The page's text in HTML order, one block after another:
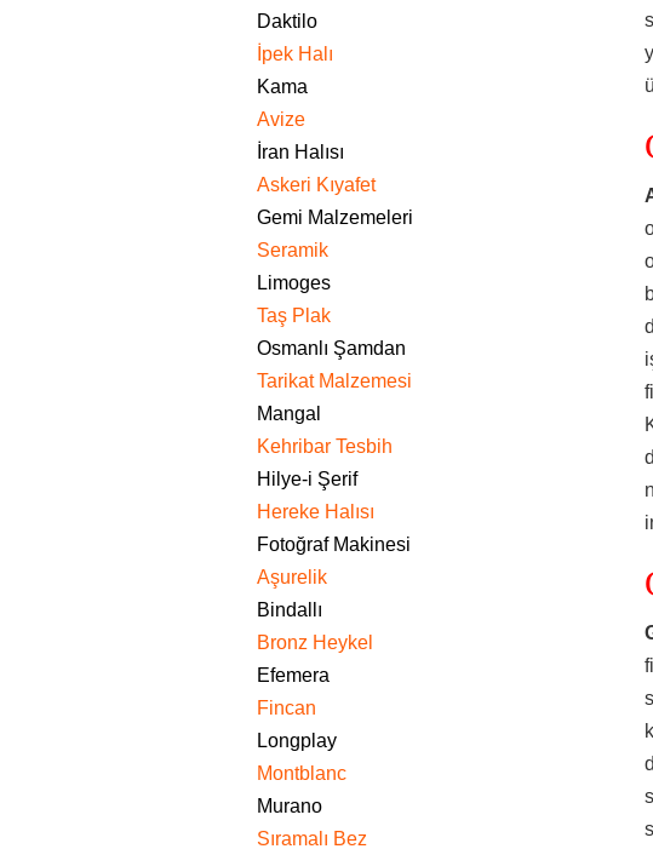
Daktilo
İpek Halı
Kama
Avize
İran Halısı
Askeri Kıyafet
Gemi Malzemeleri
Seramik
Limoges
Taş Plak
Osmanlı Şamdan
Tarikat Malzemesi
Mangal
Kehribar Tesbih
Hilye-i Şerif
Hereke Halısı
Fotoğraf Makinesi
Aşurelik
Bindallı
Bronz Heykel
Efemera
Fincan
Longplay
Montblanc
Murano
Sıramalı Bez